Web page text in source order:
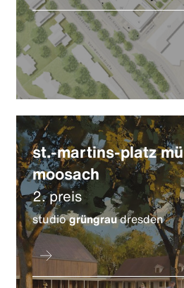
st.-martins-platz
moosach
2. preis
studiogrüngraudresden